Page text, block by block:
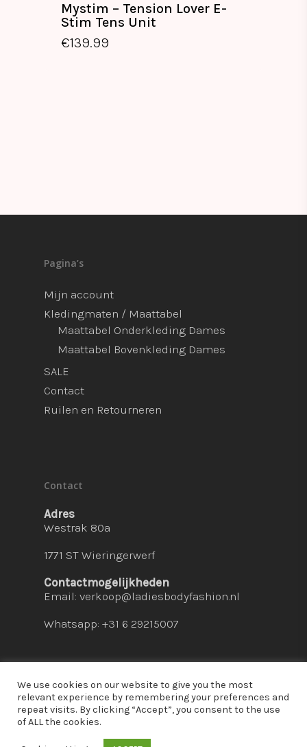
Mystim – Tension Lover E-
Stim Tens Unit
€139.99
€139.99
Pagina’s
Mijn account
Kledingmaten / Maattabel
Maattabel Onderkleding Dames
Maattabel Bovenkleding Dames
SALE
Contact
Ruilen en Retourneren
Contact
Adres
Westrak 80a
1771 ST Wieringerwerf
Contactmogelijkheden
Email: verkoop@ladiesbodyfashion.nl
Whatsapp: +31 6 29215007
© 2026 Ladies Bodyfashion. hosted by:
We use cookies on our website to give you the most
relevant experience by remembering your preferences and
repeat visits. By clicking “Accept”, you consent to the use
of ALL the cookies.